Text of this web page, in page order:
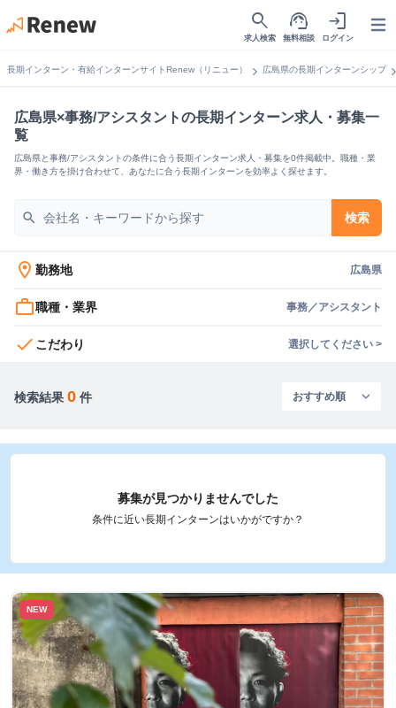
search
求人検索
support_agent
無料相談
login
ログイン
長期インターン・有給インターンサイトRenew（リニュー） chevron_right 広島県の長期インターンシップ
広島県×事務/アシスタントの長期インターン求人・募集一
覧
広島県と事務/アシスタントの条件に合う長期インターン求人・募集を0件掲載中。職種・業
界・働き方を掛け合わせて、あなたに合う長期インターンを効率よく探せます。
search 検索
location_on 勤務地 広島県
work_outline職種・業界 事務／アシスタント
check こだわり 選択してください >
検索結果 0 件
募集が見つかりませんでした
条件に近い長期インターンはいかがですか？
NEW